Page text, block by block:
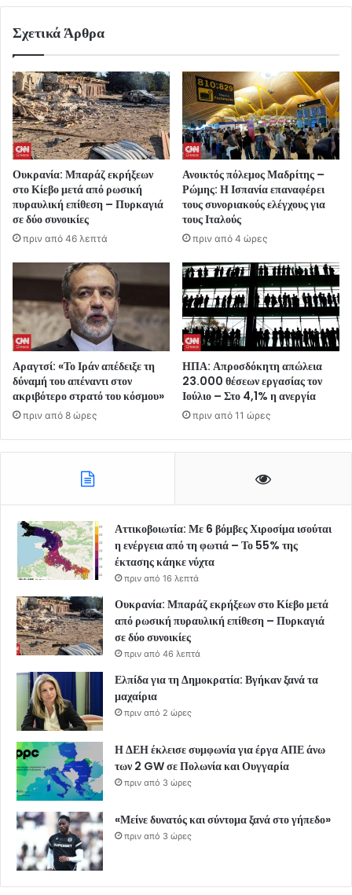
Σχετικά Άρθρα
Ουκρανία: Μπαράζ εκρήξεων
στο Κίεβο μετά από ρωσική
πυραυλική επίθεση – Πυρκαγιά
σε δύο συνοικίες
πριν από 46 λεπτά
Ανοικτός πόλεμος Μαδρίτης –
Ρώμης: Η Ισπανία επαναφέρει
τους συνοριακούς ελέγχους για
τους Ιταλούς
πριν από 4 ώρες
Αραγτσί: «Το Ιράν απέδειξε τη
δύναμή του απέναντι στον
ακριβότερο στρατό του κόσμου»
πριν από 8 ώρες
ΗΠΑ: Απροσδόκητη απώλεια
23.000 θέσεων εργασίας τον
Ιούλιο – Στο 4,1% η ανεργία
πριν από 11 ώρες
Αττικοβοιωτία: Με 6 βόμβες Χιροσίμα ισούται
η ενέργεια από τη φωτιά – Το 55% της
έκτασης κάηκε νύχτα
πριν από 16 λεπτά
Ουκρανία: Μπαράζ εκρήξεων στο Κίεβο μετά
από ρωσική πυραυλική επίθεση – Πυρκαγιά
σε δύο συνοικίες
πριν από 46 λεπτά
Ελπίδα για τη Δημοκρατία: Βγήκαν ξανά τα
μαχαίρια
πριν από 2 ώρες
Η ΔΕΗ έκλεισε συμφωνία για έργα ΑΠΕ άνω
των 2 GW σε Πολωνία και Ουγγαρία
πριν από 3 ώρες
«Μείνε δυνατός και σύντομα ξανά στο γήπεδο»
πριν από 3 ώρες